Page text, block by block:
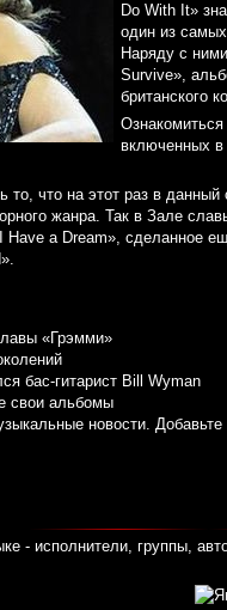
Do With It»
один из
Наряду с
Survive»,
британского
включенных
то, что на этот раз в
жанра. Так в Зале
a Dream», сделанное
«Грэмми»
бас-гитарист Bill Wyman
свои альбомы
новости. Добавьте
- исполнители, группы,